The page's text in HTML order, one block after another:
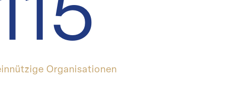
Organisationen